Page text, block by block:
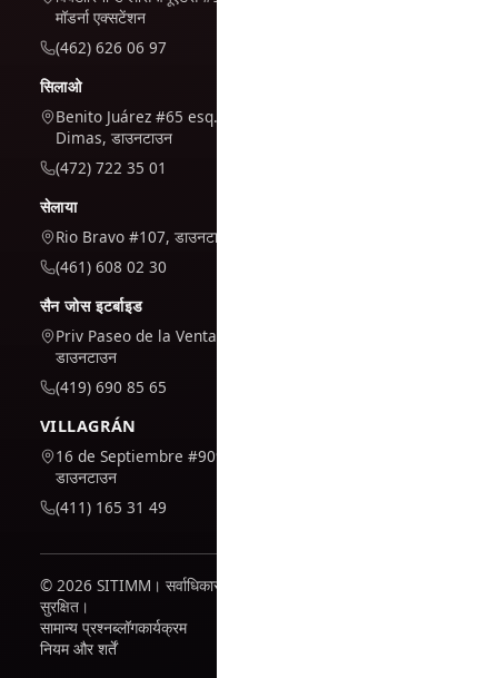
मॉडर्ना एक्सटेंशन
(462) 626 06 97
सिलाओ
Benito Juárez #65 esq. San
Dimas, डाउनटाउन
(472) 722 35 01
सेलाया
Rio Bravo #107, डाउनटाउन
(461) 608 02 30
सैन जोस इटर्बाइड
Priv Paseo de la Venta #7,
डाउनटाउन
(419) 690 85 65
VILLAGRÁN
16 de Septiembre #909,
डाउनटाउन
(411) 165 31 49
© 2026 SITIMM। सर्वाधिकार
सुरक्षित।
सामान्य प्रश्नब्लॉगकार्यक्रम
नियम और शर्तें